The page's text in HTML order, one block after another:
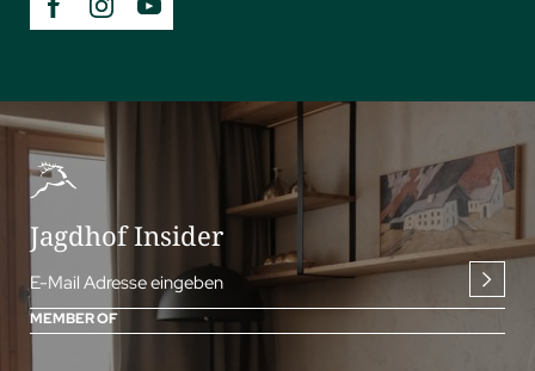
Jagdhof Insider
E-Mail Adresse eingeben
MEMBER OF